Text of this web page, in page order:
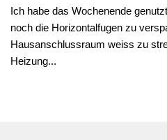
Ich habe das Wochenende
noch die Horizontalfugen zu
Hausanschlussraum weiss zu
Heizung...